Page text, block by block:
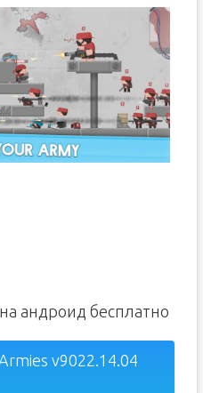
андроид бесплатно
v9022.14.04